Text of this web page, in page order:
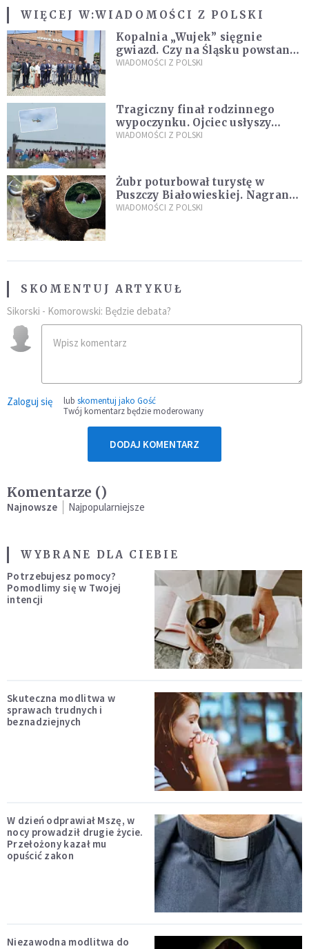
WIĘCEJ W:WIADOMOŚCI Z POLSKI
Kopalnia „Wujek” sięgnie
gwiazd. Czy na Śląsku powstanie
„Dolina Krzemowa”?
WIADOMOŚCI Z POLSKI
Tragiczny finał rodzinnego
wypoczynku. Ojciec usłyszy
zarzuty
WIADOMOŚCI Z POLSKI
Żubr poturbował turystę w
Puszczy Białowieskiej. Nagranie
daje do myślenia
WIADOMOŚCI Z POLSKI
SKOMENTUJ ARTYKUŁ
Sikorski - Komorowski: Będzie debata?
Zaloguj się lub skomentuj jako Gość
Twój komentarz będzie moderowany
DODAJ KOMENTARZ
Komentarze ()
Najnowsze Najpopularniejsze
WYBRANE DLA CIEBIE
Potrzebujesz pomocy?
Pomodlimy się w Twojej
intencji
Skuteczna modlitwa w
sprawach trudnych i
beznadziejnych
W dzień odprawiał Mszę, w
nocy prowadził drugie życie.
Przełożony kazał mu
opuścić zakon
Niezawodna modlitwa do